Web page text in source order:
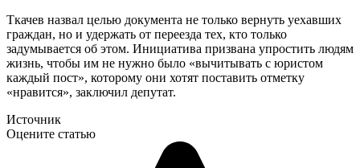
Ткачев назвал целью документа не только вернуть уехавших
граждан, но и удержать от переезда тех, кто только
задумывается об этом. Инициатива призвана упростить людям
жизнь, чтобы им не нужно было «вычитывать с юристом
каждый пост», которому они хотят поставить отметку
«нравится», заключил депутат.
Источник
Оцените статью